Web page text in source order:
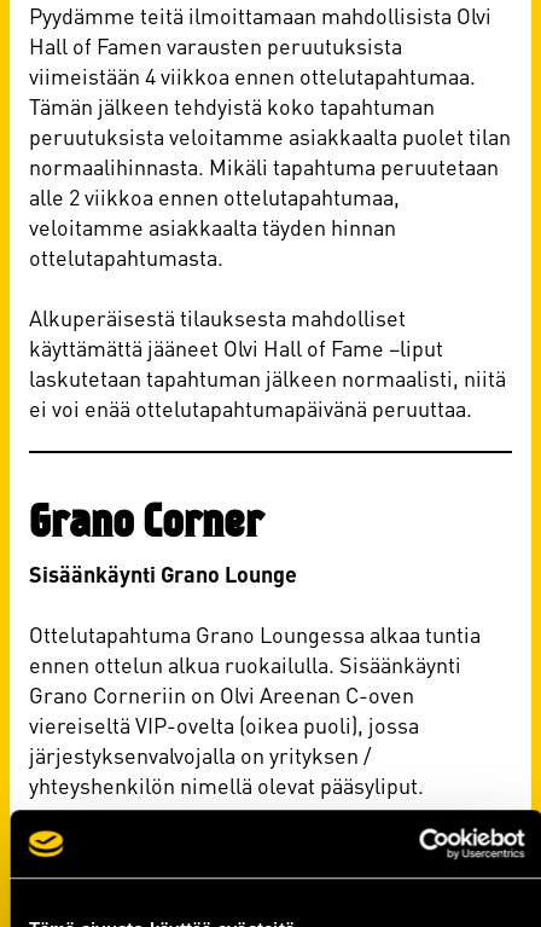
Pyydämme teitä ilmoittamaan mahdollisista Olvi
Hall of Famen varausten peruutuksista
viimeistään 4 viikkoa ennen ottelutapahtumaa.
Tämän jälkeen tehdyistä koko tapahtuman
peruutuksista veloitamme asiakkaalta puolet tilan
normaalihinnasta. Mikäli tapahtuma peruutetaan
alle 2 viikkoa ennen ottelutapahtumaa,
veloitamme asiakkaalta täyden hinnan
ottelutapahtumasta.
Alkuperäisestä tilauksesta mahdolliset
käyttämättä jääneet Olvi Hall of Fame –liput
laskutetaan tapahtuman jälkeen normaalisti, niitä
ei voi enää ottelutapahtumapäivänä peruuttaa.
Grano Corner
Sisäänkäynti Grano Lounge
Ottelutapahtuma Grano Loungessa alkaa tuntia
ennen ottelun alkua ruokailulla. Sisäänkäynti
Grano Corneriin on Olvi Areenan C-oven
viereiseltä VIP-ovelta (oikea puoli), jossa
järjestyksenvalvojalla on yrityksen /
yhteyshenkilön nimellä olevat pääsyliput.
Ruokatarjoilu Grano Loungessa